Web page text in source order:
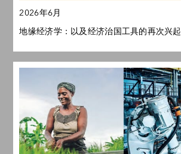
2026年6月
地缘经济学：以及经济治国工具的再次兴起